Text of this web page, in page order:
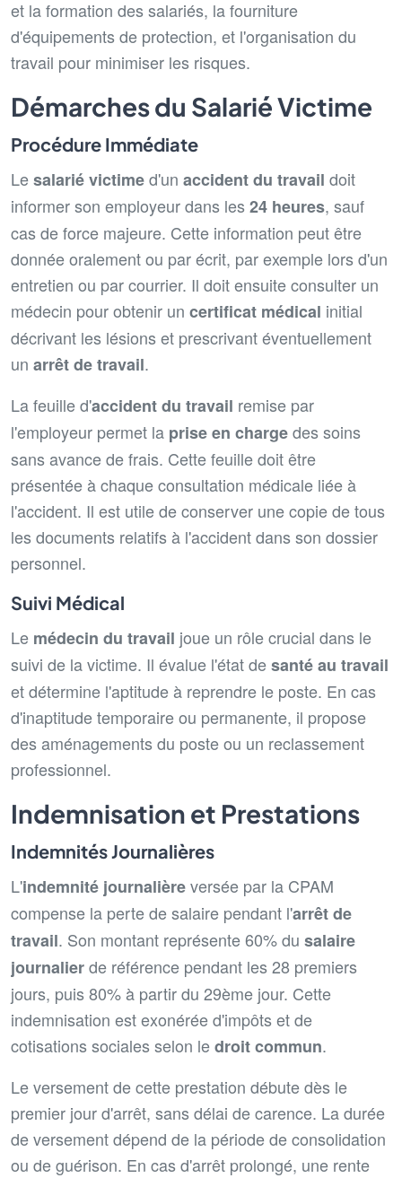
et la formation des salariés, la fourniture
d'équipements de protection, et l'organisation du
travail pour minimiser les risques.
Démarches du Salarié Victime
Procédure Immédiate
Lesalarié victimed'un accident du travail doit
informer son employeur dans les 24 heures, sauf
cas de force majeure. Cette information peut être
donnée oralement ou par écrit, par exemple lors d'un
entretien ou par courrier. Il doit ensuite consulter un
médecin pour obtenir un certificat médical initial
décrivant les lésions et prescrivant éventuellement
un arrêt de travail.
La feuille d'accident du travail remise par
l'employeur permet la prise en chargedes soins
sans avance de frais. Cette feuille doit être
présentée à chaque consultation médicale liée à
l'accident. Il est utile de conserver une copie de tous
les documents relatifs à l'accident dans son dossier
personnel.
Suivi Médical
Le médecin du travail joue un rôle crucial dans le
suivi de la victime. Il évalue l'état desanté au travail
et détermine l'aptitude à reprendre le poste. En cas
d'inaptitude temporaire ou permanente, il propose
des aménagements du poste ou un reclassement
professionnel.
Indemnisation et Prestations
Indemnités Journalières
L'indemnité journalièreversée par la CPAM
compense la perte de salaire pendant l'arrêt de
travail. Son montant représente 60% du salaire
journalierde référence pendant les 28 premiers
jours, puis 80% à partir du 29ème jour. Cette
indemnisation est exonérée d'impôts et de
cotisations sociales selon ledroit commun.
Le versement de cette prestation débute dès le
premier jour d'arrêt, sans délai de carence. La durée
de versement dépend de la période de consolidation
ou de guérison. En cas d'arrêt prolongé, une rente